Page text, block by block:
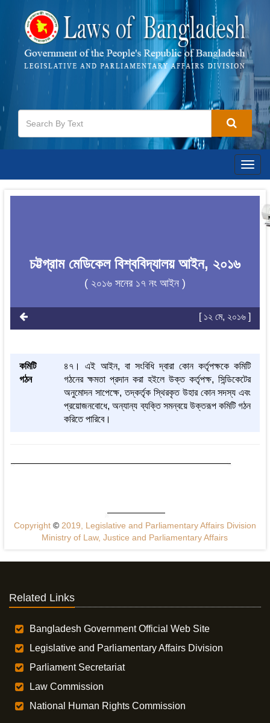
চট্টগ্রাম মেডিকেল বিশ্ববিদ্যালয় আইন, ২০১৬
( ২০১৬ সনের ১৭ নং আইন )
[ ১২ মে, ২০১৬ ]
কমিটি
গঠন
৪৭। এই আইন, বা সংবিধি দ্বারা কোন কর্তৃপক্ষকে কমিটি
গঠনের ক্ষমতা প্রদান করা হইলে উক্ত কর্তৃপক্ষ, সিন্ডিকেটের
অনুমোদন সাপেক্ষে, তদ্‌কর্তৃক স্থিরকৃত উহার কোন সদস্য এবং
প্রয়োজনবোধে, অন্যান্য ব্যক্তি সমন্বয়ে উক্তরূপ কমিটি গঠন
করিতে পারিবে।
Copyright ©2019, Legislative and Parliamentary Affairs Division
Ministry of Law, Justice and Parliamentary Affairs
Related Links
Bangladesh Government Official Web Site
Legislative and Parliamentary Affairs Division
Parliament Secretariat
Law Commission
National Human Rights Commission